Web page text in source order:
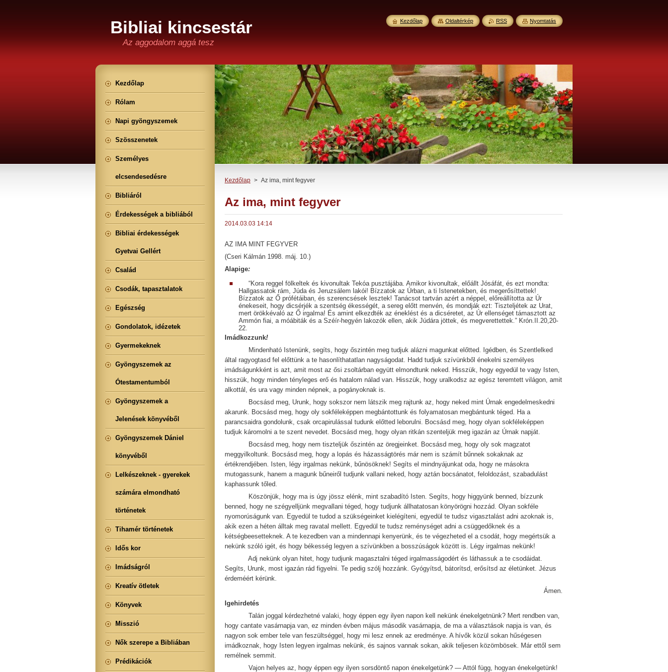
Bibliai kincsestár
Az aggodalom aggá tesz
Kezdőlap > Az ima, mint fegyver
Az ima, mint fegyver
2014.03.03 14:14
AZ IMA MINT FEGYVER
(Cseri Kálmán 1998. máj. 10.)
Alapige:
“Kora reggel fölkeltek és kivonultak Tekóa pusztájába. Amikor kivonultak, előállt Jósáfát, és ezt mondta:
Hallgassatok rám, Júda és Jeruzsálem lakói! Bízzatok az Úrban, a ti Istenetekben, és megerősíttettek!
Bízzatok az Ő prófétáiban, és szerencsések lesztek! Tanácsot tartván azért a néppel, előreállította az Úr
énekeseit, hogy dicsérjék a szentség ékességét, a sereg előtt menvén, és mondják ezt: Tiszteljétek az Urat,
mert örökkévaló az Ő irgalma! És amint elkezdték az éneklést és a dicséretet, az Úr ellenséget támasztott az
Ammón fiai, a móábiták és a Széír-hegyén lakozók ellen, akik Júdára jöttek, és megverettettek.” Krón.II.20,20-
22.
Imádkozzunk!
Mindenható Istenünk, segíts, hogy őszintén meg tudjuk alázni magunkat előtted. Igédben, és Szentlelked
által ragyogtasd fel előttünk a te hasonlíthatatlan nagyságodat. Hadd tudjuk szívünkből énekelni személyes
imádságunkként is azt, amit most az ősi zsoltárban együtt elmondtunk neked. Hisszük, hogy egyedül te vagy Isten,
hisszük, hogy minden tényleges erő és hatalom nálad van. Hisszük, hogy uralkodsz az egész teremtett világon, amit
alkottál, és ura vagy minden népnek, a pogányoknak is.
Bocsásd meg, Urunk, hogy sokszor nem látszik meg rajtunk az, hogy neked mint Úrnak engedelmeskedni
akarunk. Bocsásd meg, hogy oly sokféleképpen megbántottunk és folyamatosan megbántunk téged. Ha a
parancsaidra gondolunk, csak orcapirulással tudunk előtted leborulni. Bocsásd meg, hogy olyan sokféleképpen
tudjuk káromolni a te szent nevedet. Bocsásd meg, hogy olyan ritkán szenteljük meg igazán az Úrnak napját.
Bocsásd meg, hogy nem tiszteljük őszintén az öregjeinket. Bocsásd meg, hogy oly sok magzatot
meggyilkoltunk. Bocsásd meg, hogy a lopás és házasságtörés már nem is számít bűnnek sokaknak az
értékrendjében. Isten, légy irgalmas nekünk, bűnösöknek! Segíts el mindnyájunkat oda, hogy ne másokra
mutogassunk, hanem a magunk bűneiről tudjunk vallani neked, hogy aztán bocsánatot, feloldozást, szabadulást
kaphassunk tőled.
Köszönjük, hogy ma is úgy jössz elénk, mint szabadító Isten. Segíts, hogy higgyünk benned, bízzunk
benned, hogy ne szégyelljünk megvallani téged, hogy tudjunk állhatatosan könyörögni hozzád. Olyan sokféle
nyomorúságunk van. Egyedül te tudod a szükségeinket kielégíteni, egyedül te tudsz vigasztalást adni azoknak is,
akik ezen a héten álltak meg ravatal mellett. Egyedül te tudsz reménységet adni a csüggedőknek és a
kétségbeesetteknek. A te kezedben van a mindennapi kenyerünk, és te végezheted el a csodát, hogy megértsük a
nekünk szóló igét, és hogy békesség legyen a szívünkben a bosszúságok között is. Légy irgalmas nekünk!
Adj nekünk olyan hitet, hogy tudjunk magasztalni téged irgalmasságodért és láthassuk a te csodáidat.
Segíts, Urunk, most igazán rád figyelni. Te pedig szólj hozzánk. Gyógyítsd, bátorítsd, erősítsd az életünket. Jézus
érdeméért kérünk.
Ámen.
Igehirdetés
Talán joggal kérdezhetné valaki, hogy éppen egy ilyen napon kell nekünk énekelgetnünk? Mert rendben van,
hogy cantate vasárnapja van, ez minden évben május második vasárnapja, de ma a választások napja is van, és
nagyon sok ember tele van feszültséggel, hogy mi lesz ennek az eredménye. A hívők közül sokan hűségesen
imádkoznak, hogy Isten legyen irgalmas nekünk, és sajnos vannak sokan, akik teljesen közömbösek. Már ettől sem
remélnek semmit.
Vajon helyes az, hogy éppen egy ilyen sorsdöntő napon énekelgetünk? — Attól függ, hogyan énekelgetünk!
Kezdőlap
Rólam
Napi gyöngyszemek
Szösszenetek
Személyes
elcsendesedésre
Bibliáról
Érdekességek a bibliából
Bibliai érdekességek
Gyetvai Gellért
Család
Csodák, tapasztalatok
Egészség
Gondolatok, idézetek
Gyermekeknek
Gyöngyszemek az
Ótestamentumból
Gyöngyszemek a
Jelenések könyvéből
Gyöngyszemek Dániel
könyvéből
Lelkészeknek - gyerekek
számára elmondható
történetek
Tihamér történetek
Idős kor
Imádságról
Kreatív ötletek
Könyvek
Misszió
Nők szerepe a Bibliában
Prédikációk
Kezdőlap Oldaltérkép RSS Nyomtatás